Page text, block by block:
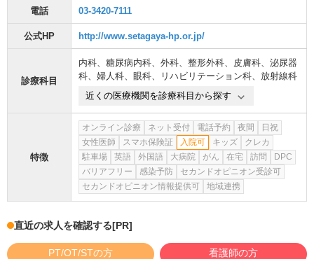
電話 03-3420-7111
公式HP http://www.setagaya-hp.or.jp/
診療科目
内科、 糖尿病内科、 外科、 整形外科、 皮膚科、 泌尿器
科、 婦人科、 眼科、 リハビリテーション科、 放射線科
近くの医療機関を診療科目から探す
特徴
オンライン診療 ネット受付 電話予約 夜間
日祝
女性医師
スマホ保険証 入院可 キッズ
クレカ
駐車場
英語 外国語 大病院 がん 在宅 訪問
DPC
バリアフリー
感染予防
セカンドオピニオン受診可
セカンドオピニオン情報提供可
地域連携
直近の求人を確認する[PR]
PT/OT/STの方 看護師の方